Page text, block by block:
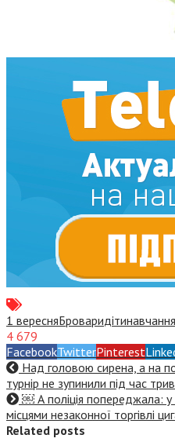
1 вересняБроваридітинавчання
4 679
FacebookTwitterPinterest
Над головою сирена, а на
турнір не зупинили під час
￼ А поліція попереджала:
місцями незаконної торгівлі
Related posts